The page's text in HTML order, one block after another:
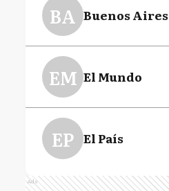
BA Buenos Aires
EM El Mundo
EP El País
Ads